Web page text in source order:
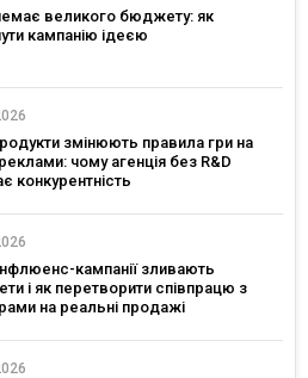
великого бюджету: як
кампанію ідеєю
змінюють правила гри на
чому агенція без R&D
конкурентність
кампанії зливають
і як перетворити співпрацю з
на реальні продажі